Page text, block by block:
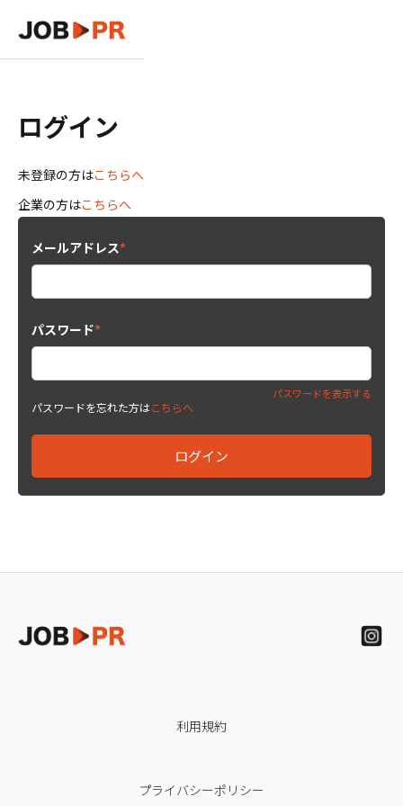
ログイン
未登録の方はこちらへ
企業の方はこちらへ
メールアドレス*
パスワード*
パスワードを表示する
パスワードを忘れた方はこちらへ
利用規約
プライバシーポリシー